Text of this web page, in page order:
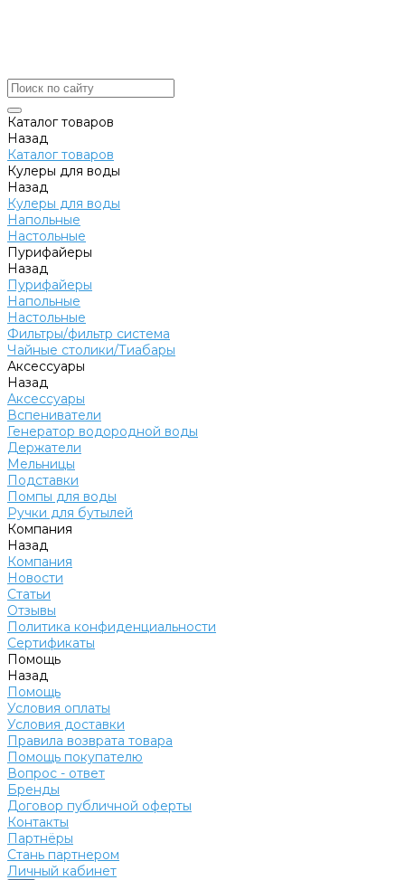
Каталог товаров
Назад
Каталог товаров
Кулеры для воды
Назад
Кулеры для воды
Напольные
Настольные
Пурифайеры
Назад
Пурифайеры
Напольные
Настольные
Фильтры/фильтр система
Чайные столики/Тиабары
Аксессуары
Назад
Аксессуары
Вспениватели
Генератор водородной воды
Держатели
Мельницы
Подставки
Помпы для воды
Ручки для бутылей
Компания
Назад
Компания
Новости
Статьи
Отзывы
Политика конфиденциальности
Сертификаты
Помощь
Назад
Помощь
Условия оплаты
Условия доставки
Правила возврата товара
Помощь покупателю
Вопрос - ответ
Бренды
Договор публичной оферты
Контакты
Партнёры
Стань партнером
Личный кабинет